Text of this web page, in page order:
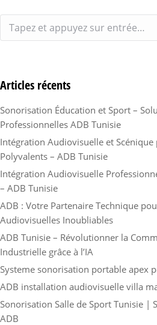
Articles récents
Sonorisation Éducation et Sport –
Professionnelles ADB Tunisie
Intégration Audiovisuelle et
Polyvalents – ADB Tunisie
Intégration Audiovisuelle
– ADB Tunisie
ADB : Votre Partenaire Technique
Audiovisuelles Inoubliables
ADB Tunisie – Révolutionner la
Industrielle grâce à l’IA
Systeme sonorisation portable apex
ADB installation audiovisuelle villa
Sonorisation Salle de Sport Tunisie |
ADB